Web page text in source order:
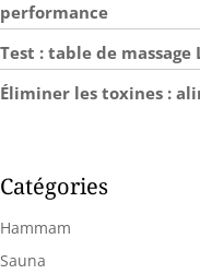
performance
Test : table de
Éliminer les toxines :
Catégories
Hammam
Sauna